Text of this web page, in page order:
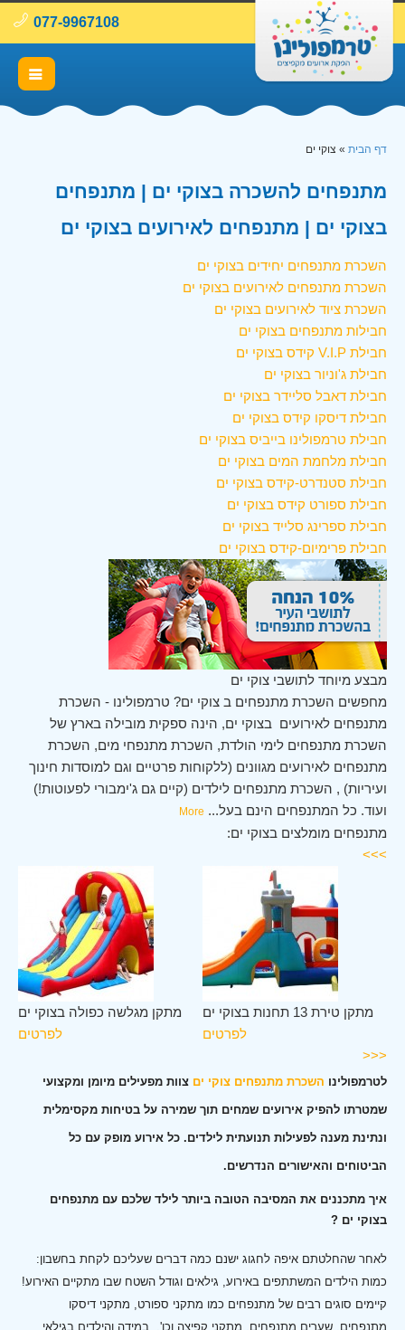
077-9967108
דף הבית » צוקי ים
מתנפחים להשכרה בצוקי ים | מתנפחים
בצוקי ים | מתנפחים לאירועים בצוקי ים
השכרת מתנפחים יחידים בצוקי ים
השכרת מתנפחים לאירועים בצוקי ים
השכרת ציוד לאירועים בצוקי ים
חבילות מתנפחים בצוקי ים
חבילת V.I.P קידס בצוקי ים
חבילת ג'וניור בצוקי ים
חבילת דאבל סליידר בצוקי ים
חבילת דיסקו קידס בצוקי ים
חבילת טרמפולינו בייביס בצוקי ים
חבילת מלחמת המים בצוקי ים
חבילת סטנדרט-קידס בצוקי ים
חבילת ספורט קידס בצוקי ים
חבילת ספרינג סלייד בצוקי ים
חבילת פרימיום-קידס בצוקי ים
מבצע מיוחד לתושבי צוקי ים
מחפשים השכרת מתנפחים ב צוקי ים? טרמפולינו - השכרת
מתנפחים לאירועים בצוקי ים, הינה ספקית מובילה בארץ של
השכרת מתנפחים לימי הולדת, השכרת מתנפחי מים, השכרת
מתנפחים לאירועים מגוונים (ללקוחות פרטיים וגם למוסדות חינוך
ועיריות) , השכרת מתנפחים לילדים (קיים גם ג'ימבורי לפעוטות!)
ועוד. כל המתנפחים הינם בעל...
More
מתנפחים מומלצים בצוקי ים:
>>>
מתקן מגלשה כפולה בצוקי ים
לפרטים
מתקן טירת 13 תחנות בצוקי ים
לפרטים
<<<
לטרמפולינו השכרת מתנפחים צוקי ים צוות מפעילים מיומן ומקצועי
שמטרתו להפיק אירועים שמחים תוך שמירה על בטיחות מקסימלית
ונתינת מענה לפעילות תנועתית לילדים. כל אירוע מופק עם כל
הביטוחים והאישורים הנדרשים.
איך מתכננים את המסיבה הטובה ביותר לילד שלכם עם מתנפחים
בצוקי ים ?
לאחר שהחלטתם איפה לחגוג ישנם כמה דברים שעליכם לקחת בחשבון:
כמות הילדים המשתתפים באירוע, גילאים וגודל השטח שבו מתקיים האירוע!
קיימים סוגים רבים של מתנפחים כמו מתקני ספורט, מתקני דיסקו
מתנפחים, שערים מתנפחים, מתקני קפיצה וכו'. במידה והילדים בגילאי